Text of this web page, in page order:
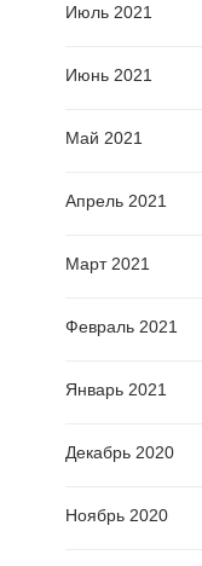
Июль 2021
Июнь 2021
Май 2021
Апрель 2021
Март 2021
Февраль 2021
Январь 2021
Декабрь 2020
Ноябрь 2020